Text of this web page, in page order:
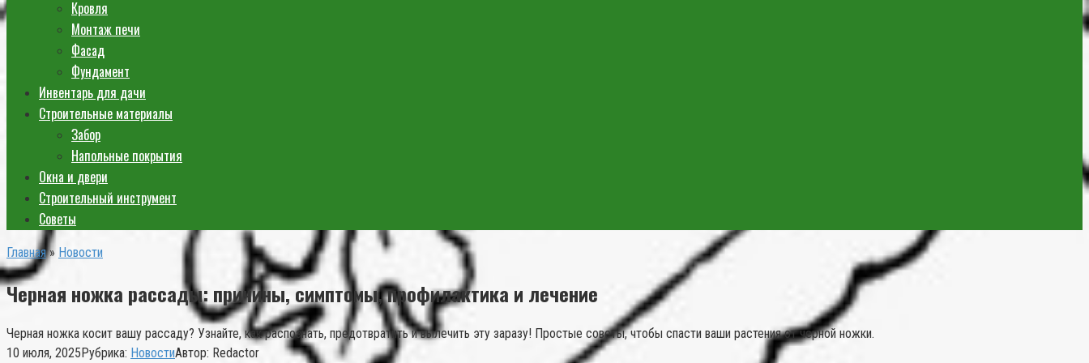
Кровля
Монтаж печи
Фасад
Фундамент
Инвентарь для дачи
Строительные материалы
Забор
Напольные покрытия
Окна и двери
Строительный инструмент
Советы
Главная » Новости
Черная ножка рассады: причины, симптомы, профилактика и лечение
Черная ножка косит вашу рассаду? Узнайте, как распознать, предотвратить и вылечить эту заразу! Простые советы, чтобы спасти ваши растения от черной ножки.
10 июля, 2025Рубрика: НовостиАвтор: Redactor